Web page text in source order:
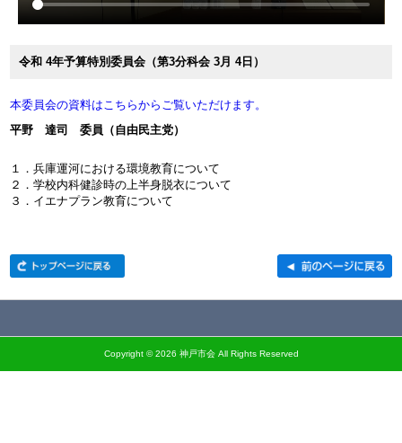
令和 4年予算特別委員会（第3分科会 3月 4日）
本委員会の資料はこちらからご覧いただけます。
平野 達司 委員（自由民主党）
１．兵庫運河における環境教育について
２．学校内科健診時の上半身脱衣について
３．イエナプラン教育について
Copyright ©2026 神戸市会 All Rights Reserved